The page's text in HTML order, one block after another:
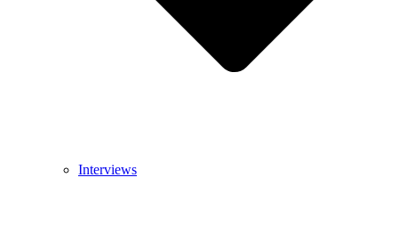
Interviews